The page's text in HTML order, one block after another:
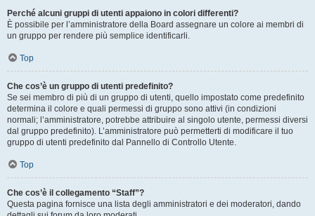
Perché alcuni gruppi di utenti appaiono in colori differenti?
È possibile per l’amministratore della Board assegnare un colore ai membri di
un gruppo per rendere più semplice identificarli.
Top
Che cos’è un gruppo di utenti predefinito?
Se sei membro di più di un gruppo di utenti, quello impostato come predefinito
determina il colore e quali permessi di gruppo sono attivi (in condizioni
normali; l’amministratore, potrebbe attribuire al singolo utente, permessi diversi
dal gruppo predefinito). L’amministratore può permetterti di modificare il tuo
gruppo di utenti predefinito dal Pannello di Controllo Utente.
Top
Che cos’è il collegamento “Staff”?
Questa pagina fornisce una lista degli amministratori e dei moderatori, dando